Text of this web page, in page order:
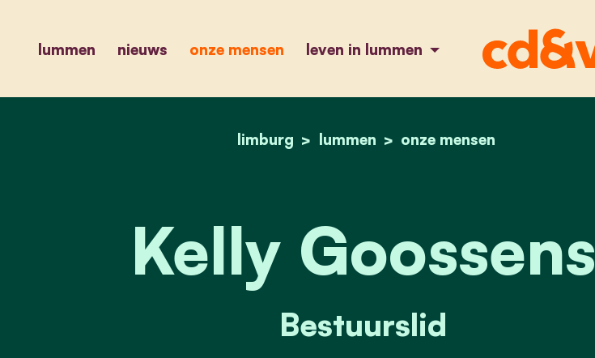
lummen nieuws onze mensen leven in lummen
home
limburg lummen onze mensen
kelly goossens
Kelly Goossens
Bestuurslid